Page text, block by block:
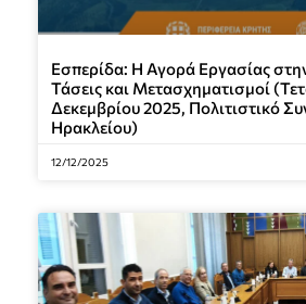
Εσπερίδα: Η Αγορά Εργασίας
Τάσεις και Μετασχηματισμοί
Δεκεμβρίου 2025, Πολιτιστικό
Ηρακλείου)
12/12/2025